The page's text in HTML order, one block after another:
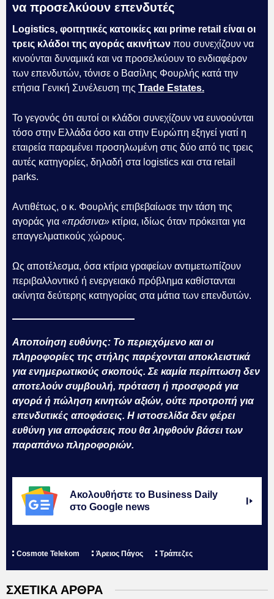
να προσελκύουν επενδυτές
Logistics, φοιτητικές κατοικίες και prime retail είναι οι
τρεις κλάδοι της αγοράς ακινήτων που συνεχίζουν να
κινούνται δυναμικά και να προσελκύουν το ενδιαφέρον
των επενδυτών, τόνισε ο Βασίλης Φουρλής κατά την
ετήσια Γενική Συνέλευση της Trade Estates.
Το γεγονός ότι αυτοί οι κλάδοι συνεχίζουν να ευνοούνται
τόσο στην Ελλάδα όσο και στην Ευρώπη εξηγεί γιατί η
εταιρεία παραμένει προσηλωμένη στις δύο από τις τρεις
αυτές κατηγορίες, δηλαδή στα logistics και στα retail
parks.
Αντιθέτως, ο κ. Φουρλής επιβεβαίωσε την τάση της
αγοράς για «πράσινα» κτίρια, ιδίως όταν πρόκειται για
επαγγελματικούς χώρους.
Ως αποτέλεσμα, όσα κτίρια γραφείων αντιμετωπίζουν
περιβαλλοντικό ή ενεργειακό πρόβλημα καθίστανται
ακίνητα δεύτερης κατηγορίας στα μάτια των επενδυτών.
Αποποίηση ευθύνης: Το περιεχόμενο και οι
πληροφορίες της στήλης παρέχονται αποκλειστικά
για ενημερωτικούς σκοπούς. Σε καμία περίπτωση δεν
αποτελούν συμβουλή, πρόταση ή προσφορά για
αγορά ή πώληση κινητών αξιών, ούτε προτροπή για
επενδυτικές αποφάσεις. Η ιστοσελίδα δεν φέρει
ευθύνη για αποφάσεις που θα ληφθούν βάσει των
παραπάνω πληροφοριών.
Ακολουθήστε το Business Daily
στο Google news
Cosmote Telekom Άρειος Πάγος Τράπεζες
ΣΧΕΤΙΚΑ ΑΡΘΡΑ